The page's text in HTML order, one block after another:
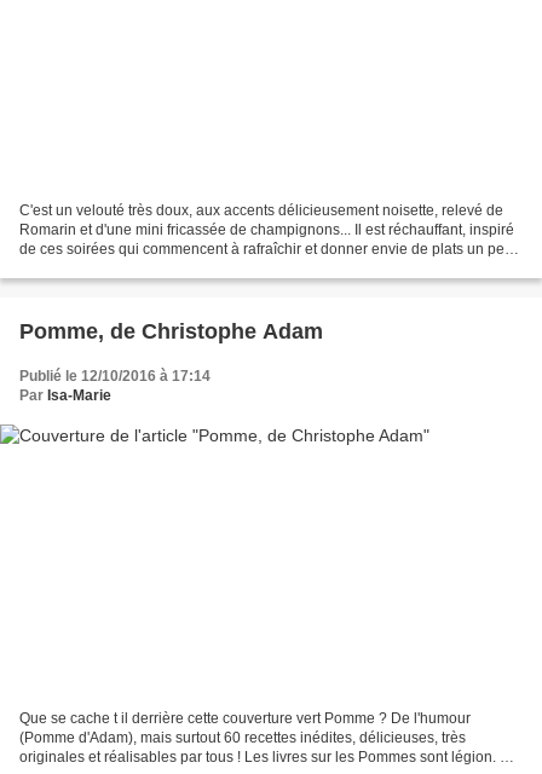
C'est un velouté très doux, aux accents délicieusement noisette, relevé de
Romarin et d'une mini fricassée de champignons... Il est réchauffant, inspiré
de ces soirées qui commencent à rafraîchir et donner envie de plats un peu
Pomme, de Christophe Adam
Publié le 12/10/2016 à 17:14
Par Isa-Marie
Que se cache t il derrière cette couverture vert Pomme ? De l'humour
(Pomme d'Adam), mais surtout 60 recettes inédites, délicieuses, très
originales et réalisables par tous ! Les livres sur les Pommes sont légion. Et